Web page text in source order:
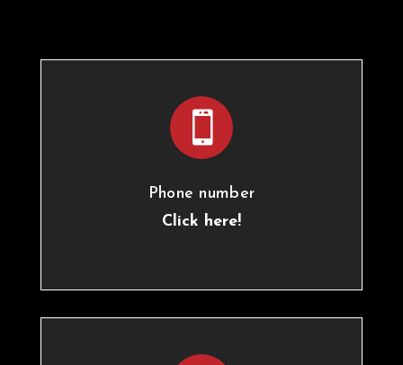

Phone number
Click here!